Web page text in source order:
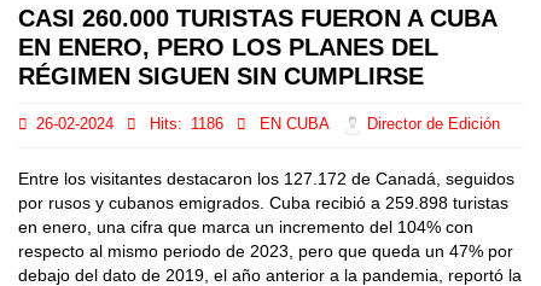
CASI 260.000 TURISTAS FUERON A CUBA
EN ENERO, PERO LOS PLANES DEL
RÉGIMEN SIGUEN SIN CUMPLIRSE
26-02-2024 Hits: 1186 EN CUBA Director de Edición
Entre los visitantes destacaron los 127.172 de Canadá, seguidos
por rusos y cubanos emigrados. Cuba recibió a 259.898 turistas
en enero, una cifra que marca un incremento del 104% con
respecto al mismo periodo de 2023, pero que queda un 47% por
debajo del dato de 2019, el año anterior a la pandemia, reportó la